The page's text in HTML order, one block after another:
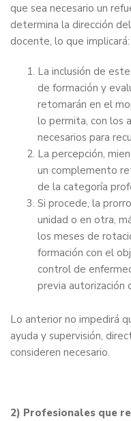
que sea necesario un
determina la dirección
docente, lo que implicará:
La inclusión de
de formación y
retomarán en el
lo permita, con los
necesarios para
La percepción,
un complemento
de la categoría
Si procede, la
unidad o en otra,
los meses de
formación con el
control de
previa autorización
Lo anterior no impedirá
ayuda y supervisión,
consideren necesario.
2) Profesionales que